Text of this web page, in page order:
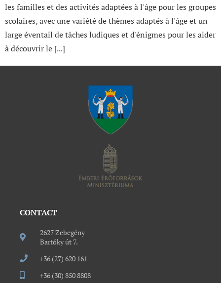
les familles et des activités adaptées à l'âge pour les groupes
scolaires, avec une variété de thèmes adaptés à l'âge et un
large éventail de tâches ludiques et d'énigmes pour les aider
à découvrir le [...]
CONTACT
2627 Zebegény
Bartóky út 7.
+36 (27) 620 161
+36 (30) 850 8808